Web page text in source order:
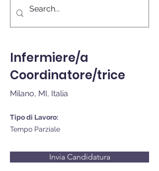
< Indietro
Infermiere/a
Coordinatore/trice
Milano, MI, Italia
Tipo di Lavoro:
Tempo Parziale
Invia Candidatura